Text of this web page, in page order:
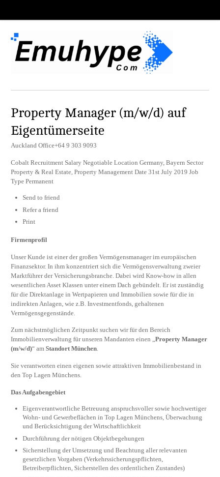
Property Manager (m/w/d) auf
Eigentümerseite
Auckland Office+64 9 303 9093
Cobalt Recruitment Salary Negotiable Location Germany, Bayern Sector
Property & Real Estate, Property Management Date 31st July 2019 Job
Type Permanent
Send to friend
Refer a friend
Print
Firmenprofil
Unser Kunde ist einer der großen Vermögensmanager im europäischen
Finanzsektor. In ihm konzentriert sich die Vermögensverwaltung zweier
Marktführer der Versicherungsbranche. Dabei wird Know-how in allen
wesentlichen Asset Klassen unter einem Dach gebündelt. Er ist zuständig
für die Direktanlage in Wertpapieren und Immobilien sowie für die in
indirekten Anlagen, wie z.B. Investmentfonds, gehaltenen
Vermögensgegenstände.
Zum nächstmöglichen Zeitpunkt suchen wir für den Bereich
Immobilienverwaltung für unseren Mandanten einen „Property Manager
(m/w/d)“ amStandort München.
Sie verantworten einen eigenen sowie attraktiven Immobilienbestand in
den Top Lagen Münchens.
Das Aufgabengebiet
Eigenverantwortliche Betreuung anspruchsvoller sowie hochwertiger
Wohn- und Gewerbeflächen in Top Lagen Münchens, Überwachung
und Berücksichtigung der Wirtschaftlichkeit
Durchführung der nötigen Objektbegehungen
Sicherstellung der Umsetzung und Beachtung aller relevanten
gesetzlichen Vorgaben (Verkehrssicherungspflichten,
Betreiberpflichten, Sicherstellen des ordentlichen Zustandes)